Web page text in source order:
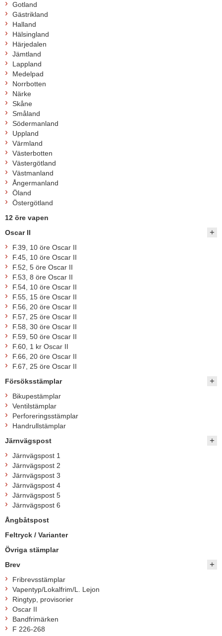
Gotland
Gästrikland
Halland
Hälsingland
Härjedalen
Jämtland
Lappland
Medelpad
Norrbotten
Närke
Skåne
Småland
Södermanland
Uppland
Värmland
Västerbotten
Västergötland
Västmanland
Ångermanland
Öland
Östergötland
12 öre vapen
Oscar II
F.39, 10 öre Oscar II
F.45, 10 öre Oscar II
F.52, 5 öre Oscar II
F.53, 8 öre Oscar II
F.54, 10 öre Oscar II
F.55, 15 öre Oscar II
F.56, 20 öre Oscar II
F.57, 25 öre Oscar II
F.58, 30 öre Oscar II
F.59, 50 öre Oscar II
F.60, 1 kr Oscar II
F.66, 20 öre Oscar II
F.67, 25 öre Oscar II
Försöksstämplar
Bikupestämplar
Ventilstämplar
Perforeringsstämplar
Handrullstämplar
Järnvägspost
Järnvägspost 1
Järnvägspost 2
Järnvägspost 3
Järnvägspost 4
Järnvägspost 5
Järnvägspost 6
Ångbåtspost
Feltryck / Varianter
Övriga stämplar
Brev
Fribrevsstämplar
Vapentyp/Lokalfrim/L. Lejon
Ringtyp, provisorier
Oscar II
Bandfrimärken
F 226-268